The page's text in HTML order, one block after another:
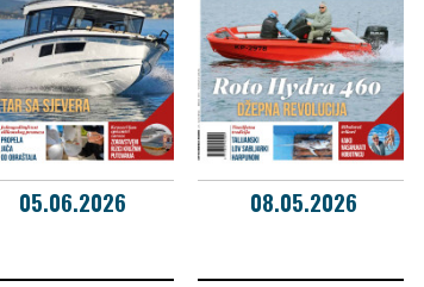
05.06.2026 08.05.2026